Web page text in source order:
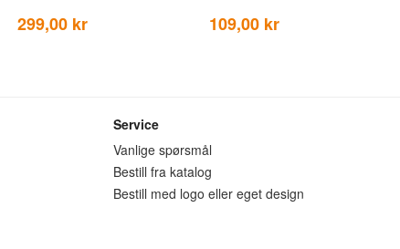
299,00 kr 109,00 kr
Service
Vanlige spørsmål
Bestill fra katalog
Bestill med logo eller eget design